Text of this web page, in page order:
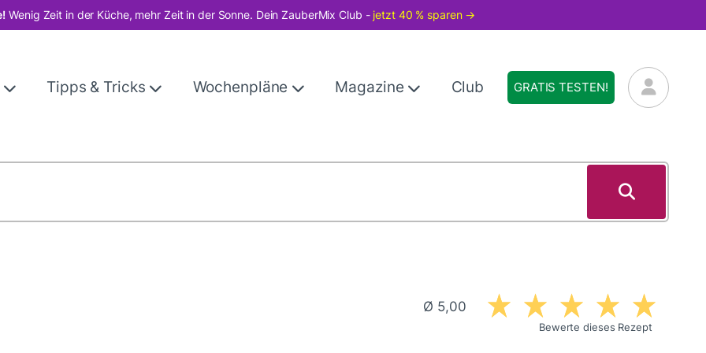
Wenig Zeit in der Küche, mehr Zeit in der Sonne. Dein ZauberMix Club - jetzt 40 % sparen →
Tipps & Tricks Wochenpläne Magazine Club GRATIS TESTEN!
Ø 5,00
Bewerte dieses Rezept